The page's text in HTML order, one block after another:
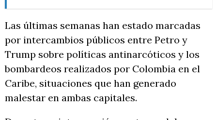
Las últimas semanas han estado marcadas
por intercambios públicos entre Petro y
Trump sobre políticas antinarcóticos y los
bombardeos realizados por Colombia en el
Caribe, situaciones que han generado
malestar en ambas capitales.